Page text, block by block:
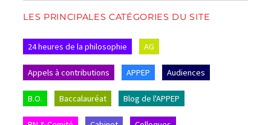
LES PRINCIPALES CATÉGORIES DU SITE
24 heures de la philosophie AG
Appels à contributions APPEP Audiences
B.O. Baccalauréat Blog de l'APPEP